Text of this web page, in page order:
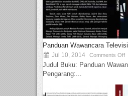
Panduan Wawancara Televisi
Jul 10, 2014 Comments Off
Judul Buku: Panduan
Pengarang:...